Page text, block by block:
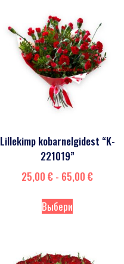
Lillekimp kobarnelgidest “K-
221019”
25,00 € - 65,00 €
Выбери